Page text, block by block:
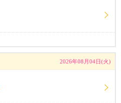
2026年08月04日(火)